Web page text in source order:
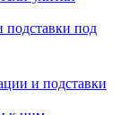
под
и подставки